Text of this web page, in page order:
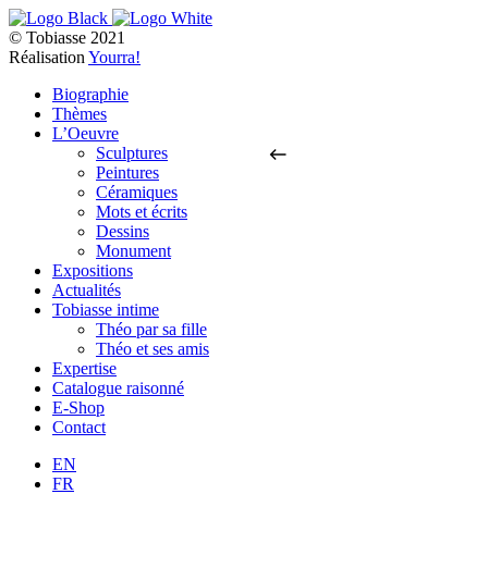
© Tobiasse 2021
Réalisation Yourra!
Biographie
Thèmes
L’Oeuvre
Sculptures
Peintures
Céramiques
Mots et écrits
Dessins
Monument
Expositions
Actualités
Tobiasse intime
Théo par sa fille
Théo et ses amis
Expertise
Catalogue raisonné
E-Shop
Contact
EN
FR